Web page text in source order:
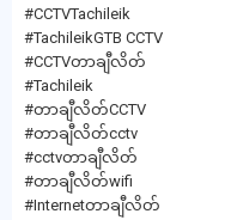
#CCTVTachileik
#TachileikGTB CCTV
#CCTVတာချီလိတ်
#Tachileik
#တာချီလိတ်CCTV
#တာချီလိတ်cctv
#cctvတာချီလိတ်
#တာချီလိတ်wifi
#Internetတာချီလိတ်